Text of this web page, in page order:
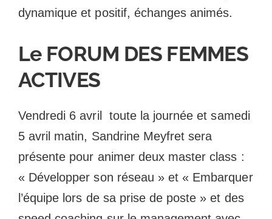
dynamique et positif, échanges animés.
Le FORUM DES FEMMES
ACTIVES
Vendredi 6 avril toute la journée et samedi
5 avril matin, Sandrine Meyfret sera
présente pour animer deux master class :
« Développer son réseau » et « Embarquer
l’équipe lors de sa prise de poste » et des